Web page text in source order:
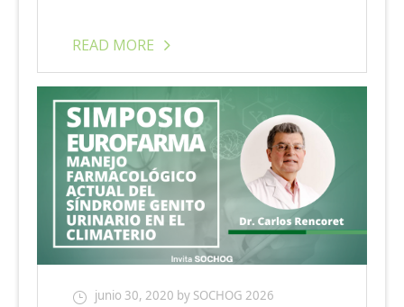
READ MORE
junio 30, 2020 by SOCHOG 2026